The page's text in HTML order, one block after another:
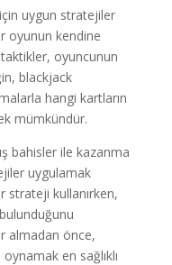
uygun stratejiler
oyunun kendine
oyuncunun
blackjack
hangi kartların
mümkündür.
bahisler ile kazanma
uygulamak
strateji kullanırken,
almadan önce,
en sağlıklı